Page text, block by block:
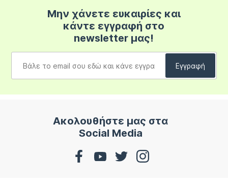
Μην χάνετε ευκαιρίες και
κάντε εγγραφή στο
newsletter μας!
Ακολουθήστε μας στα
Social Media